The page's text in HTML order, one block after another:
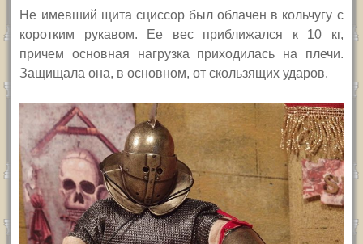
Не имевший щита сциссор был облачен в кольчугу с
коротким рукавом. Ее вес приближался к 10 кг,
причем основная нагрузка приходилась на плечи.
Защищала она, в основном, от скользящих ударов.